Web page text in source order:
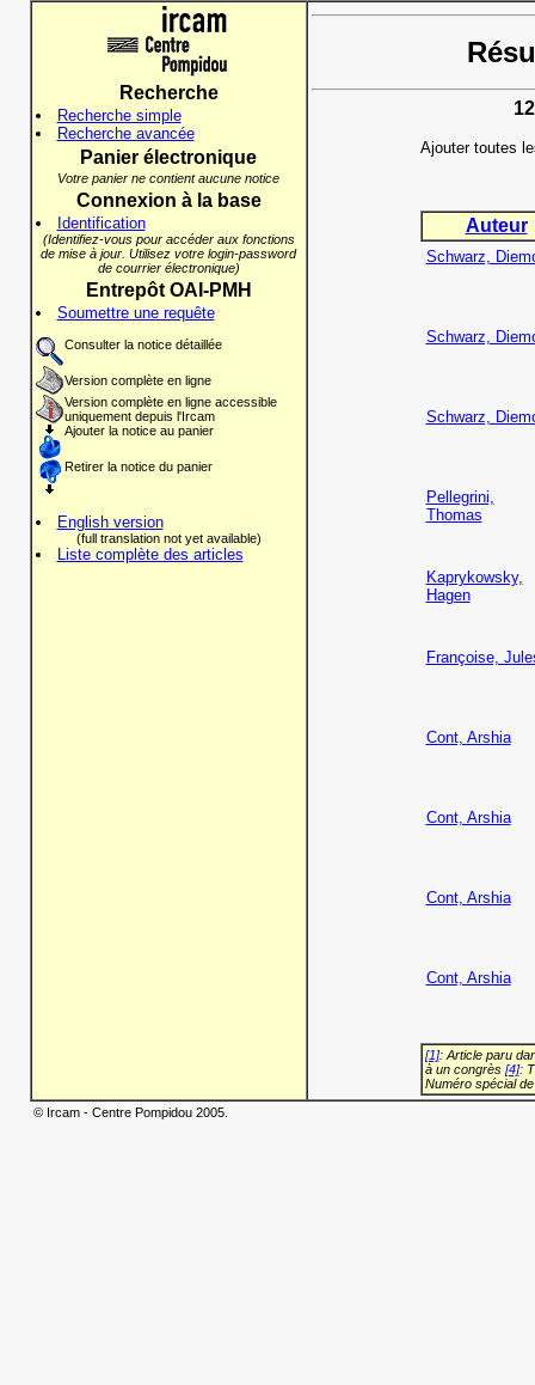
Recherche
Recherche simple
Recherche avancée
Panier électronique
Votre panier ne contient aucune notice
Connexion à la base
Identification
(Identifiez-vous pour accéder aux fonctions
de mise à jour. Utilisez votre login-password
de courrier électronique)
Entrepôt OAI-PMH
Soumettre une requête
Consulter la notice détaillée
Version complète en ligne
Version complète en ligne accessible
uniquement depuis l'Ircam
Ajouter la notice au panier
Retirer la notice du panier
English version
(full translation not yet available)
Liste complète des articles
Ajouter toutes
Auteur
Schwarz,
Schwarz,
Schwarz,
Pellegrini,
Thomas
Kaprykowsky,
Hagen
Françoise,
Cont, Arshia
Cont, Arshia
Cont, Arshia
Cont, Arshia
[1]: Article paru
à un congrès [4]:
Numéro spécial
© Ircam - Centre Pompidou 2005.